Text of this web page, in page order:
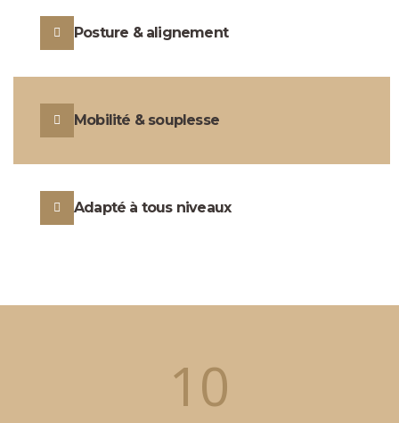
Posture & alignement
Mobilité & souplesse
Adapté à tous niveaux
10